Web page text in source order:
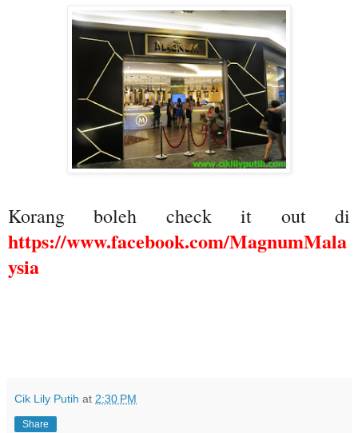
Korang boleh check it out di
https://www.facebook.com/MagnumMala
ysia
Cik Lily Putih at 2:30 PM
Share